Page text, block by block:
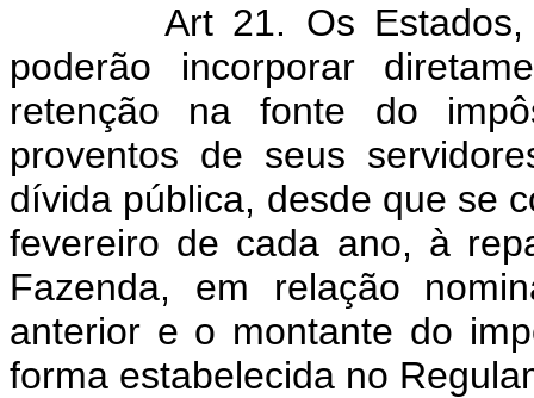
Art 21. Os
poderão incorporar
retenção na fonte do
proventos de seus
dívida pública, desde que se
fevereiro de cada ano, à
Fazenda, em relação
anterior e o montante do
forma estabelecida no